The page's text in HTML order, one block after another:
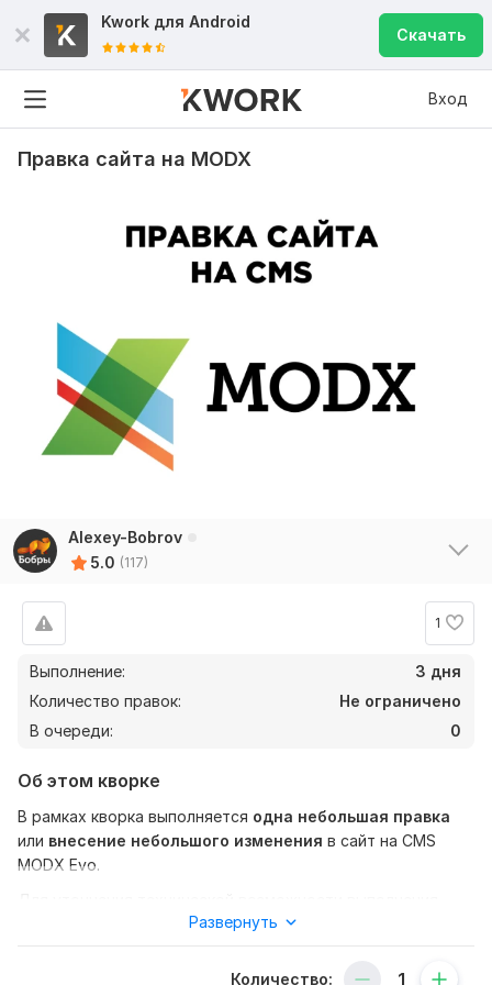
Kwork для Android
Скачать
Вход
Правка сайта на MODX
Alexey-Bobrov
5.0 (117)
1
Выполнение:
3 дня
Количество правок:
Не ограничено
В очереди:
0
Об этом кворке
В рамках кворка выполняется одна небольшая правка
или внесение небольшого изменения в сайт на CMS
MODX Evo.
правок требуются доступы к системе управления, иногда
Развернуть
Количество:
6
L 3 месяца назад
Рекомендую! Сделано всё оперативно и с душой).
Все супер))) Качественно и быстро. Спасибо
большое. Обязательно буду обращаться еще: )
Ответ продавца